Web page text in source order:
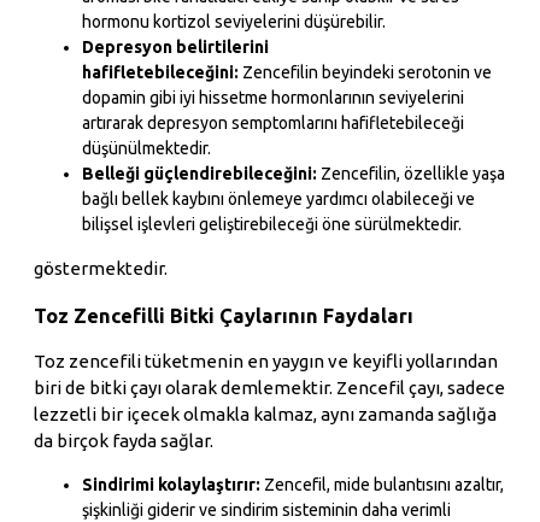
hormonu kortizol seviyelerini düşürebilir.
Depresyon belirtilerini
hafifletebileceğini: Zencefilin beyindeki serotonin ve
dopamin gibi iyi hissetme hormonlarının seviyelerini
artırarak depresyon semptomlarını hafifletebileceği
düşünülmektedir.
Belleği güçlendirebileceğini: Zencefilin, özellikle yaşa
bağlı bellek kaybını önlemeye yardımcı olabileceği ve
bilişsel işlevleri geliştirebileceği öne sürülmektedir.
göstermektedir.
Toz Zencefilli Bitki Çaylarının Faydaları
Toz zencefili tüketmenin en yaygın ve keyifli yollarından
biri de bitki çayı olarak demlemektir. Zencefil çayı, sadece
lezzetli bir içecek olmakla kalmaz, aynı zamanda sağlığa
da birçok fayda sağlar.
Sindirimi kolaylaştırır: Zencefil, mide bulantısını azaltır,
şişkinliği giderir ve sindirim sisteminin daha verimli